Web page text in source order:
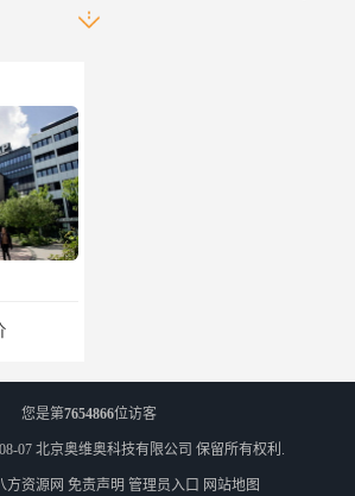
您是第7654866位访客
07 北京奥维奥科技有限公司 保留所有权利.
方资源网 免责声明 管理员入口 网站地图